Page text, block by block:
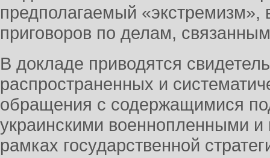
предполагаемый «экстремизм»,
приговоров по делам,
В докладе приводятся
распространенных и
обращения с содержащимися
украинскими военнопленными
рамках государственной